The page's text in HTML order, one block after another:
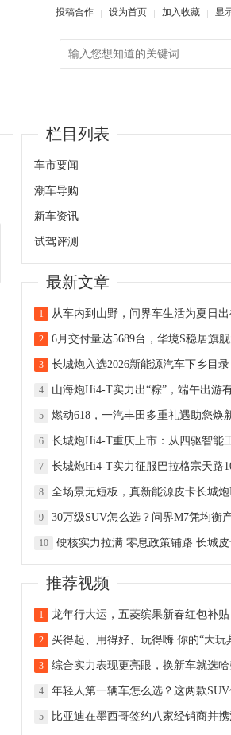
投稿合作 设为首页 加入收藏 显
栏目列表
车市要闻
潮车导购
新车资讯
试驾评测
最新文章
1 从车内到山野，问界车生活为夏日出
2 6月交付量达5689台，华境S稳居旗
3 长城炮入选2026新能源汽车下乡目录
4 山海炮Hi4-T实力出“粽”，端午出游
5 燃动618，一汽丰田多重礼遇助您焕
6 长城炮Hi4-T重庆上市：从四驱智能
7 长城炮Hi4-T实力征服巴拉格宗天路
8 全场景无短板，真新能源皮卡长城
9 30万级SUV怎么选？问界M7凭均衡
10 硬核实力拉满 零息政策铺路 长城
推荐视频
1 龙年行大运，五菱缤果新春红包补贴
2 买得起、用得好、玩得嗨 你的“大玩
3 综合实力表现更亮眼，换新车就选
4 年轻人第一辆车怎么选？这两款
5 比亚迪在墨西哥签约八家经销商并